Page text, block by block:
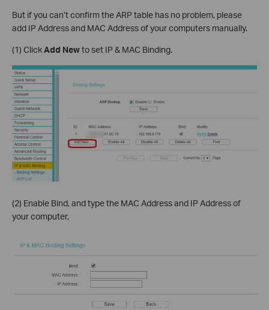
But if you can’t confirm the ARP table has no problem, please
add IP Address and MAC Address of your computers manually.
(1) ClickAdd Newto set IP & MAC Binding.
(2) Enable Bind, and type the MAC Address and IP Address of
your computer,